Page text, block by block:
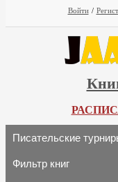
Войти /
Писательские
Фильтр книг